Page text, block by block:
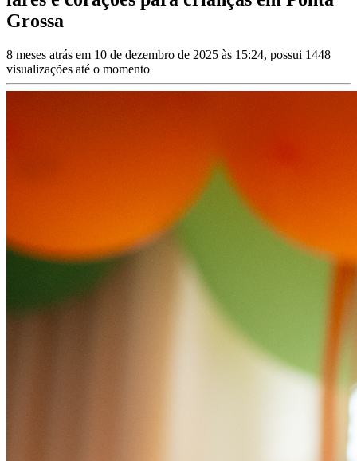
Grossa
8 meses atrás em 10 de dezembro de 2025 às 15:24, possui 1448
visualizações até o momento